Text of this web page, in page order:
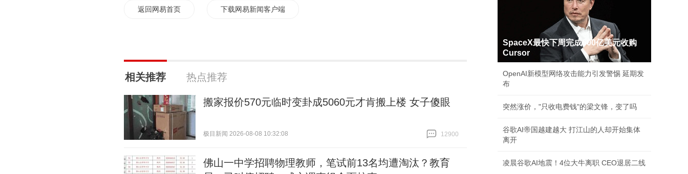
返回网易首页 下载网易新闻客户端
相关推荐 热点推荐
搬家报价570元临时变卦成5060元才肯搬上楼 女子傻眼
极目新闻 2026-08-08 10:32:08
12900
佛山一中学招聘物理教师，笔试前13名均遭淘汰？教育
SpaceX最快下周完成600亿美元收购
Cursor
OpenAI新模型网络攻击能力引发警惕 延期发
布
突然涨价，"只收电费钱"的梁文锋，变了吗
谷歌AI帝国越建越大 打江山的人却开始集体
离开
凌晨谷歌AI地震！4位大牛离职 CEO退居二线